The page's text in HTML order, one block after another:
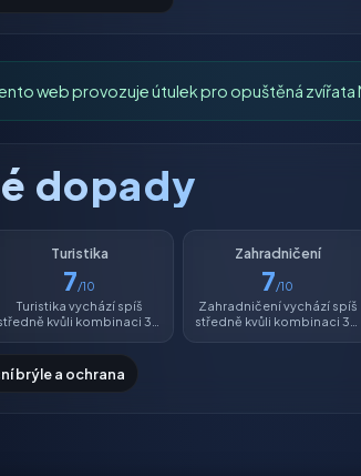
web provozuje útulek pro opuštěná zvířata
dopady
Turistika
7/10
Turistika vychází spíš
kvůli kombinaci 30
Zahradničení
7/10
Zahradničení vychází spíš
středně kvůli kombinaci 30
brýle a ochrana